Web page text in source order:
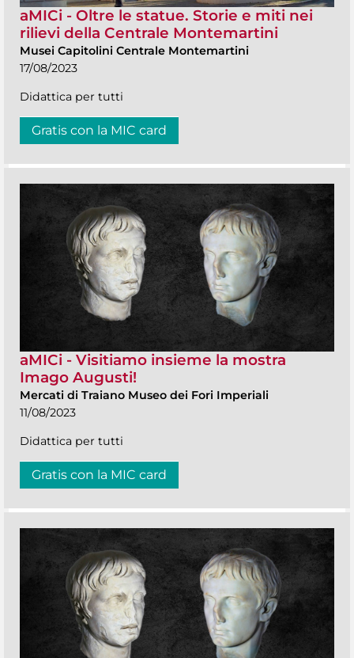
aMICi - Oltre le statue. Storie e miti nei
rilievi della Centrale Montemartini
Musei Capitolini Centrale Montemartini
17/08/2023
Didattica per tutti
Gratis con la MIC card
aMICi - Visitiamo insieme la mostra
Imago Augusti!
Mercati di Traiano Museo dei Fori Imperiali
11/08/2023
Didattica per tutti
Gratis con la MIC card